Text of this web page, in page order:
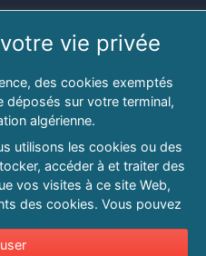
vie privée
des cookies exemptés
déposés sur votre terminal,
algérienne.
utilisons les cookies ou des
accéder à et traiter des
vos visites à ce site Web,
des cookies. Vous pouvez
en cliquant sur « Refuser